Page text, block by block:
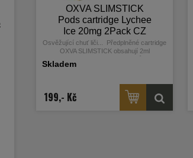
OXVA SLIMSTICK
Pods cartridge Lychee
Ice 20mg 2Pack CZ
Osvěžující chuť liči... Předplněné cartridge
OXVA SLIMSTICK obsahují 2ml
pro MTL vapování = stejný princip jako při
20mg obsahuje nikotinovou sůl, díky které
dochází k rychlejší a kvalitnější
vstřebatelnosti = bez dráždivého pocitu v
Skladem
199,- Kč